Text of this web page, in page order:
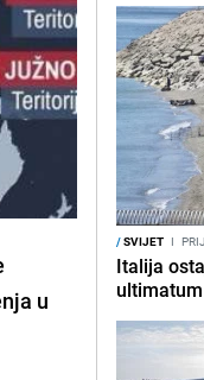
u
/SVIJET I
Italija